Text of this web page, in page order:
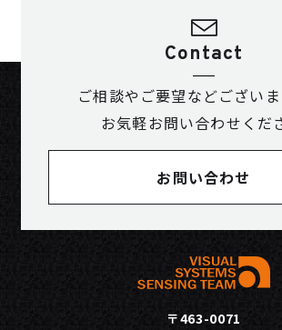
Contact
ご相談やご要望などございま
お気軽お問い合わせくだ
お問い合わせ
〒463-0071